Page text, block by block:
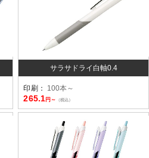
サラサドライ白軸0.4
印刷： 100本～
265.1円～ （税込）